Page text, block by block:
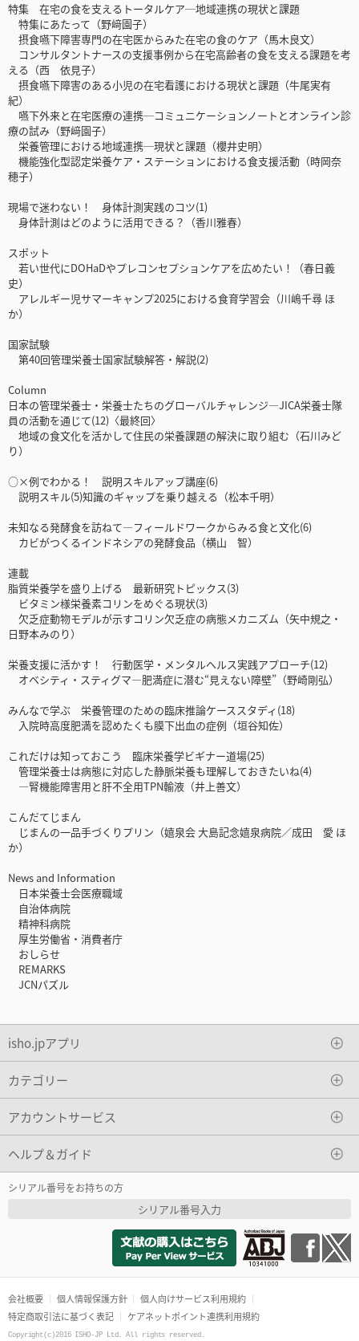
特集 在宅の食を支えるトータルケア─地域連携の現状と課題
特集にあたって（野﨑園子）
摂食嚥下障害専門の在宅医からみた在宅の食のケア（馬木良文）
コンサルタントナースの支援事例から在宅高齢者の食を支える課題を考
える（西 依見子）
摂食嚥下障害のある小児の在宅看護における現状と課題（牛尾実有
紀）
嚥下外来と在宅医療の連携─コミュニケーションノートとオンライン診
療の試み（野﨑園子）
栄養管理における地域連携─現状と課題（櫻井史明）
機能強化型認定栄養ケア・ステーションにおける食支援活動（時岡奈
穂子）
現場で迷わない！ 身体計測実践のコツ(1)
身体計測はどのように活用できる？（香川雅春）
スポット
若い世代にDOHaDやプレコンセプションケアを広めたい！（春日義
史）
アレルギー児サマーキャンプ2025における食育学習会（川嶋千尋 ほ
か）
国家試験
第40回管理栄養士国家試験解答・解説(2)
Column
日本の管理栄養士・栄養士たちのグローバルチャレンジ―JICA栄養士隊
員の活動を通じて(12)〈最終回〉
地域の食文化を活かして住民の栄養課題の解決に取り組む（石川みど
り）
○×例でわかる！ 説明スキルアップ講座(6)
説明スキル(5)知識のギャップを乗り越える（松本千明）
未知なる発酵食を訪ねて―フィールドワークからみる食と文化(6)
カビがつくるインドネシアの発酵食品（横山 智）
連載
脂質栄養学を盛り上げる 最新研究トピックス(3)
ビタミン様栄養素コリンをめぐる現状(3)
欠乏症動物モデルが示すコリン欠乏症の病態メカニズム（矢中規之・
日野本みのり）
栄養支援に活かす！ 行動医学・メンタルヘルス実践アプローチ(12)
オベシティ・スティグマ―肥満症に潜む“見えない障壁”（野崎剛弘）
みんなで学ぶ 栄養管理のための臨床推論ケーススタディ(18)
入院時高度肥満を認めたくも膜下出血の症例（垣谷知佐）
これだけは知っておこう 臨床栄養学ビギナー道場(25)
管理栄養士は病態に対応した静脈栄養も理解しておきたいね(4)
―腎機能障害用と肝不全用TPN輸液（井上善文）
こんだてじまん
じまんの一品手づくりプリン（嬉泉会 大島記念嬉泉病院／成田 愛 ほ
か）
News and Information
日本栄養士会医療職域
自治体病院
精神科病院
厚生労働省・消費者庁
おしらせ
REMARKS
JCNパズル
isho.jpアプリ
カテゴリー
アカウントサービス
ヘルプ＆ガイド
シリアル番号をお持ちの方
シリアル番号入力
会社概要 個人情報保護方針
個人向けサービス利用規約
特定商取引法に基づく表記
ケアネットポイント連携利用規約
Copyright(c)2016 ISHO-JP Ltd. All rights reserved.